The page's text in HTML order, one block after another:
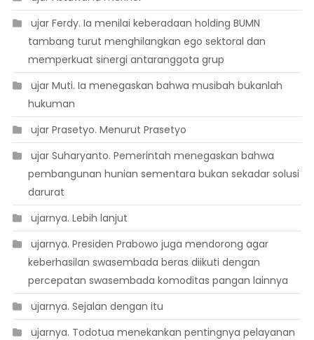
 ujar Ferdy. Ia menilai keberadaan holding BUMN
tambang turut menghilangkan ego sektoral dan
memperkuat sinergi antaranggota grup
 ujar Muti. Ia menegaskan bahwa musibah bukanlah
hukuman
 ujar Prasetyo. Menurut Prasetyo
 ujar Suharyanto. Pemerintah menegaskan bahwa
pembangunan hunian sementara bukan sekadar solusi
darurat
 ujarnya. Lebih lanjut
 ujarnya. Presiden Prabowo juga mendorong agar
keberhasilan swasembada beras diikuti dengan
percepatan swasembada komoditas pangan lainnya
 ujarnya. Sejalan dengan itu
 ujarnya. Todotua menekankan pentingnya pelayanan